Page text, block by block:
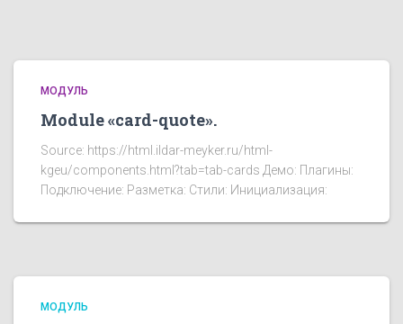
МОДУЛЬ
Module «card-quote».
Source: https://html.ildar-meyker.ru/html-
kgeu/components.html?tab=tab-cards Демо: Плагины:
Подключение: Разметка: Стили: Инициализация:
МОДУЛЬ